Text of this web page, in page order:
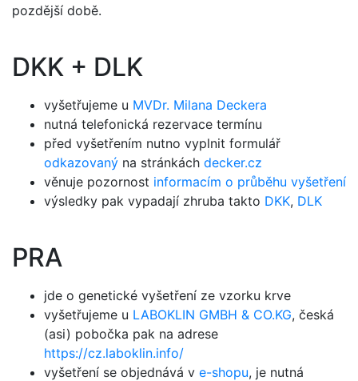
pozdější době.
DKK + DLK
vyšetřujeme u MVDr. Milana Deckera
nutná telefonická rezervace termínu
před vyšetřením nutno vyplnit formulář
odkazovaný na stránkách decker.cz
věnuje pozornost informacím o průběhu vyšetření
výsledky pak vypadají zhruba takto DKK, DLK
PRA
jde o genetické vyšetření ze vzorku krve
vyšetřujeme u LABOKLIN GMBH & CO.KG, česká
(asi) pobočka pak na adrese
https://cz.laboklin.info/
vyšetření se objednává v e-shopu, je nutná